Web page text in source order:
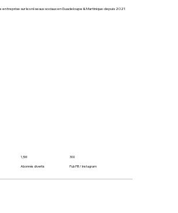
sur les réseaux sociaux en Guadeloupe & Martinique depuis 2021
1,5M
Abonnés divertis
300
Pub FB / Instagram